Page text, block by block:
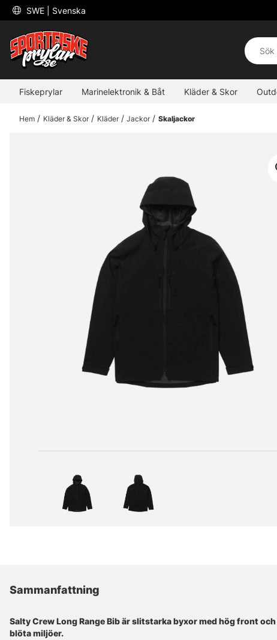
SWE | Svenska
Fiskeprylar Marinelektronik & Båt Kläder & Skor
Hem Kläder & Skor Kläder Jackor Skaljackor
Sammanfattning
Salty Crew Long Range Bib är slitstarka byxor med hög front
blöta miljöer.